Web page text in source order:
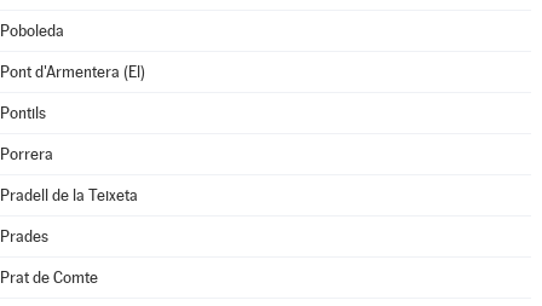
Poboleda
Pont d'Armentera (El)
Pontils
Porrera
Pradell de la Teixeta
Prades
Prat de Comte